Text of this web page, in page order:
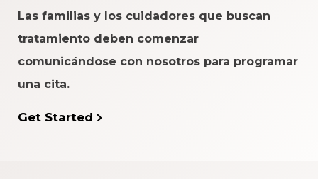
Las familias y los cuidadores que buscan
tratamiento deben comenzar
comunicándose con nosotros para programar
una cita.
Get Started